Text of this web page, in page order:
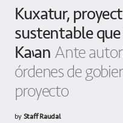
Kuxatur,
sustentable
Ka’an Ante
órdenes de
proyecto
byStaff Raudal